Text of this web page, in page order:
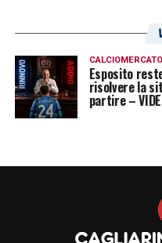
CALCIOMERCATO
Esposito
risolvere la
partire –